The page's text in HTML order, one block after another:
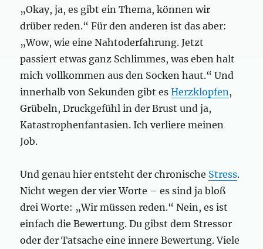
„Okay, ja, es gibt ein Thema, können wir
drüber reden.“ Für den anderen ist das aber:
„Wow, wie eine Nahtoderfahrung. Jetzt
passiert etwas ganz Schlimmes, was eben halt
mich vollkommen aus den Socken haut.“ Und
innerhalb von Sekunden gibt esHerzklopfen,
Grübeln, Druckgefühl in der Brust und ja,
Katastrophenfantasien. Ich verliere meinen
Job.
Und genau hier entsteht der chronische Stress.
Nicht wegen der vier Worte – es sind ja bloß
drei Worte: „Wir müssen reden.“ Nein, es ist
einfach die Bewertung. Du gibst dem Stressor
oder der Tatsache eine innere Bewertung. Viele